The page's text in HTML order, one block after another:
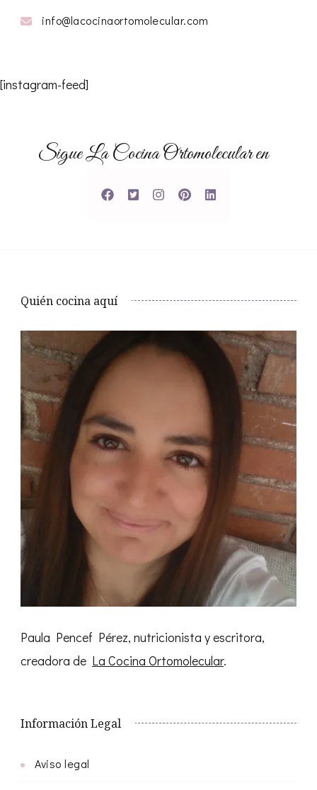
info@lacocinaortomolecular.com
[instagram-feed]
Sigue La Cocina Ortomolecular en
Quién cocina aquí
Paula Pencef Pérez, nutricionista y escritora,
creadora de La Cocina Ortomolecular.
Información Legal
Aviso legal